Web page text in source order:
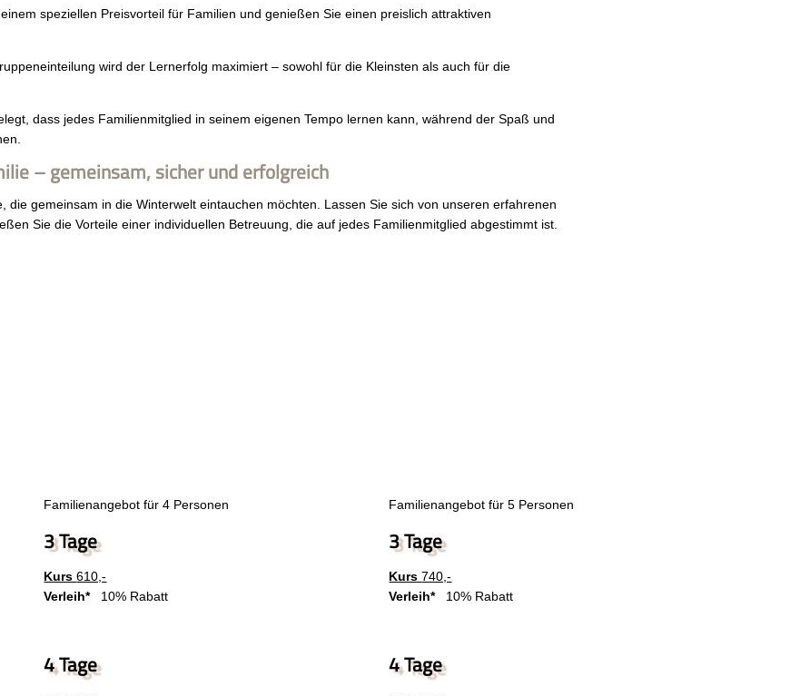
speziellen Preisvorteil für Familien und genießen Sie einen preislich attraktiven
wird der Lernerfolg maximiert – sowohl für die Kleinsten als auch für die
dass jedes Familienmitglied in seinem eigenen Tempo lernen kann, während der Spaß und
– gemeinsam, sicher und erfolgreich
die gemeinsam in die Winterwelt eintauchen möchten. Lassen Sie sich von unseren erfahrenen
Sie die Vorteile einer individuellen Betreuung, die auf jedes Familienmitglied abgestimmt ist.
Familienangebot für 4 Personen
3 Tage
Kurs610,-
Verleih*
10% Rabatt
4 Tage
Familienangebot für 5 Personen
3 Tage
Kurs740,-
Verleih*
10% Rabatt
4 Tage